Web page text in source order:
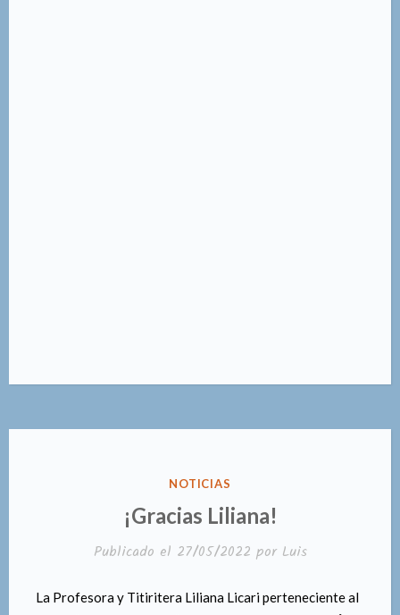
PUBLICADO
NOTICIAS
¡Gracias Liliana!
Publicado el 27/05/2022 por Luis
La Profesora y Titiritera Liliana Licari perteneciente al